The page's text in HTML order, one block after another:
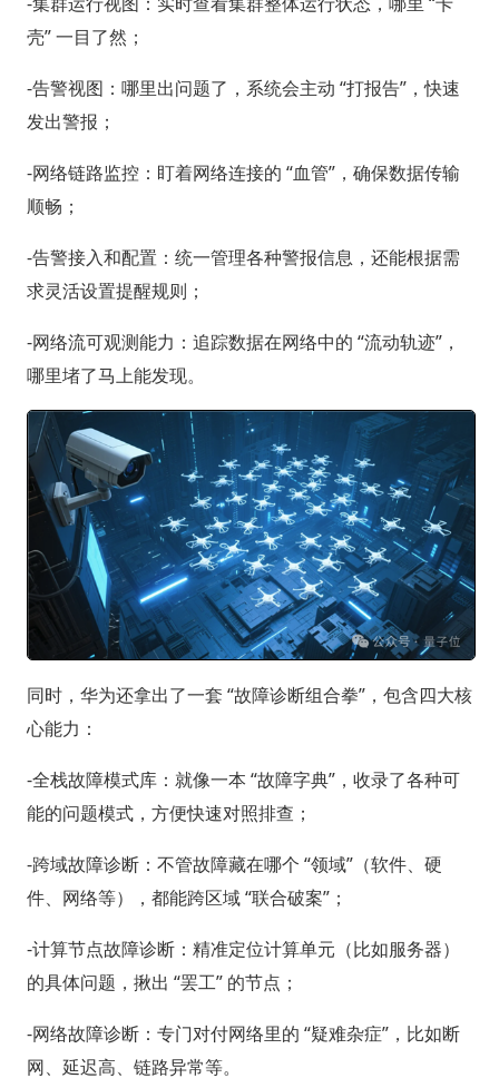
壳” 一目了然；
-告警视图：哪里出问题了，系统会主动 “打报告”，快速
发出警报；
-网络链路监控：盯着网络连接的 “血管”，确保数据传输
顺畅；
-告警接入和配置：统一管理各种警报信息，还能根据需
求灵活设置提醒规则；
-网络流可观测能力：追踪数据在网络中的 “流动轨迹”，
哪里堵了马上能发现。
同时，华为还拿出了一套 “故障诊断组合拳”，包含四大核
心能力：
-全栈故障模式库：就像一本 “故障字典”，收录了各种可
能的问题模式，方便快速对照排查；
-跨域故障诊断：不管故障藏在哪个 “领域”（软件、硬
件、网络等），都能跨区域 “联合破案”；
-计算节点故障诊断：精准定位计算单元（比如服务器）
的具体问题，揪出 “罢工” 的节点；
-网络故障诊断：专门对付网络里的 “疑难杂症”，比如断
网、延迟高、链路异常等。